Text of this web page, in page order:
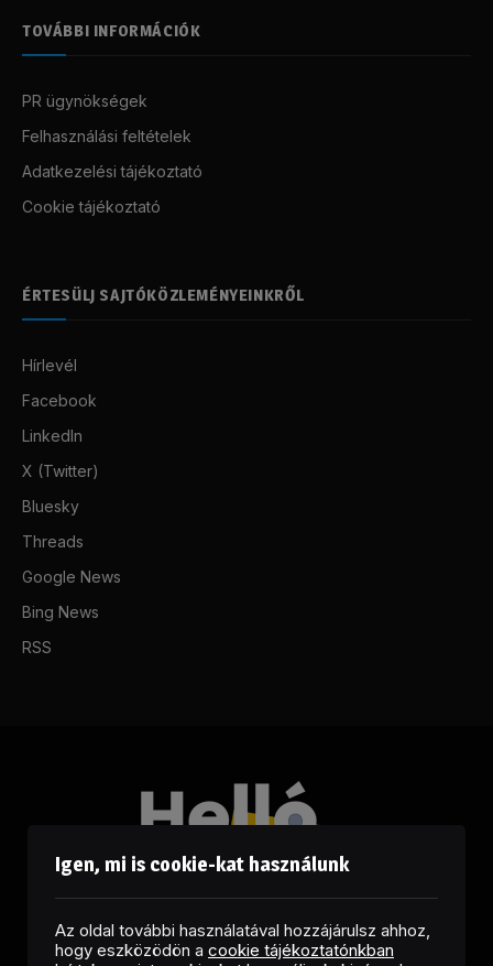
TOVÁBBI INFORMÁCIÓK
PR ügynökségek
Felhasználási feltételek
Adatkezelési tájékoztató
Cookie tájékoztató
ÉRTESÜLJ SAJTÓKÖZLEMÉNYEINKRŐL
Hírlevél
Facebook
LinkedIn
X (Twitter)
Bluesky
Threads
Google News
Bing News
RSS
Igen, mi is cookie-kat használunk
Az oldal további használatával hozzájárulsz ahhoz,
hogy eszközödön a cookie tájékoztatónkban